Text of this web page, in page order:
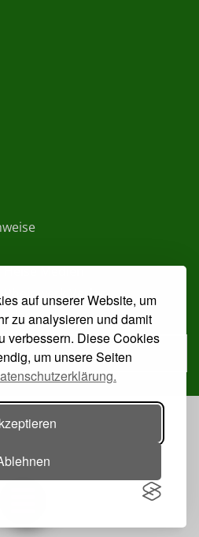
auf unserer Website, um
zu analysieren und damit
verbessern. Diese Cookies
um unsere Seiten
Medien
Verlag